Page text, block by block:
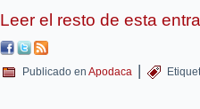
Leer el resto de esta
Publicado en Apodaca |